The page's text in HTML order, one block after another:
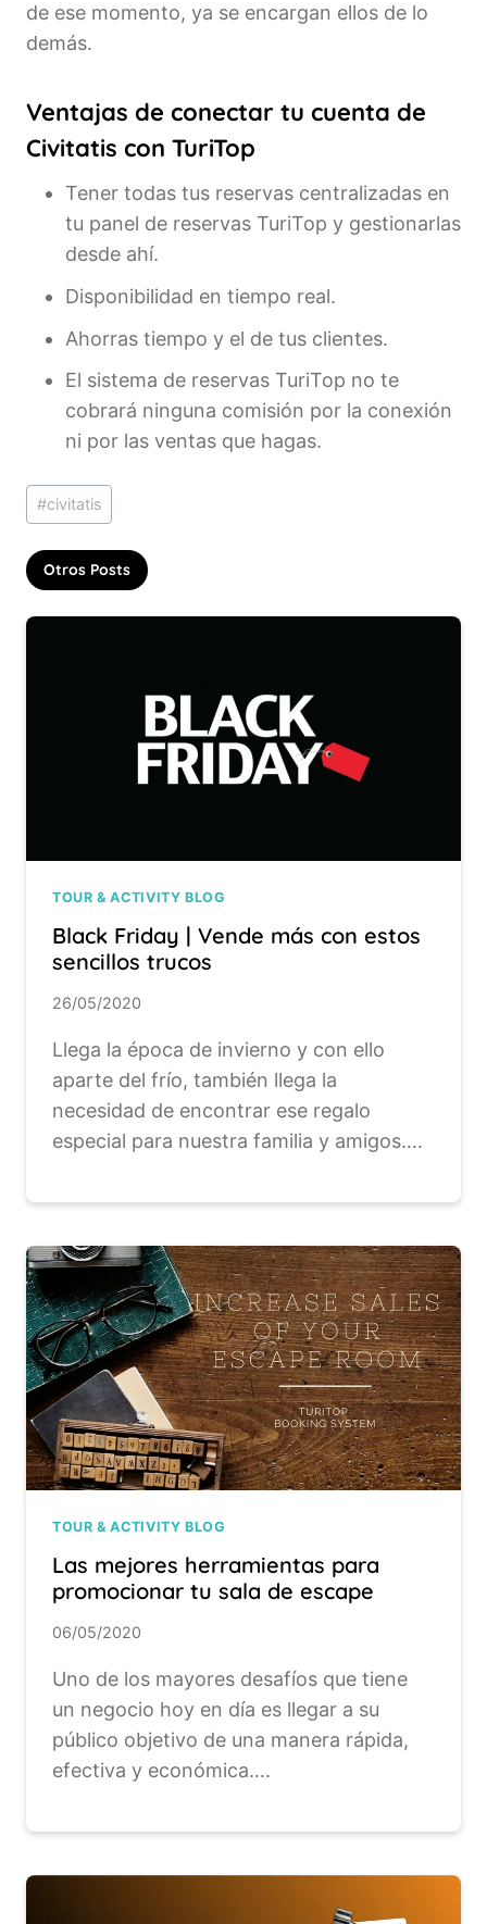
de ese momento, ya se encargan ellos de lo
demás.
Ventajas de conectar tu cuenta de
Civitatis con TuriTop
Tener todas tus reservas centralizadas en
tu panel de reservas TuriTop y gestionarlas
desde ahí.
Disponibilidad en tiempo real.
Ahorras tiempo y el de tus clientes.
El sistema de reservas TuriTop no te
cobrará ninguna comisión por la conexión
ni por las ventas que hagas.
Etiquetas
de
la
entrada:
#civitatis
Otros Posts
TOUR & ACTIVITY BLOG
Black Friday | Vende más con estos
sencillos trucos
26/05/2020
Llega la época de invierno y con ello
aparte del frío, también llega la
necesidad de encontrar ese regalo
especial para nuestra familia y amigos….
TOUR & ACTIVITY BLOG
Las mejores herramientas para
promocionar tu sala de escape
06/05/2020
Uno de los mayores desafíos que tiene
un negocio hoy en día es llegar a su
público objetivo de una manera rápida,
efectiva y económica….